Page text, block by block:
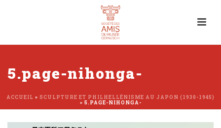
5.page-nihonga-
ACCUEIL » SCULPTURE ET PHILHELLÉNISME AU JAPON (1930-1945)
» 5.PAGE-NIHONGA-